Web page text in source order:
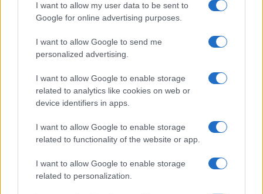
I want to allow my user data to be sent to
Google for online advertising purposes.
I want to allow Google to send me
personalized advertising.
I want to allow Google to enable storage
related to analytics like cookies on web or
device identifiers in apps.
I want to allow Google to enable storage
related to functionality of the website or app.
I want to allow Google to enable storage
related to personalization.
Plano de governo de Lula: soberania, investimentos e reforma
tributária
NÃO CLASSIFICADO